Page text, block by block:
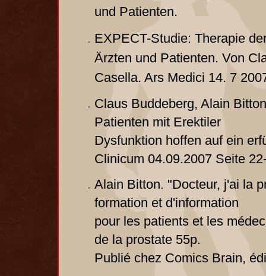
und Patienten.
EXPECT-Studie: Therapie
Ärzten und Patienten. Von
Casella. Ars Medici 14. 7
Claus Buddeberg, Alain
Patienten mit Erektiler
Dysfunktion hoffen auf ein
Clinicum 04.09.2007 Seite
Alain Bitton. "Docteur, j'ai la
formation et d'information
pour les patients et les
de la prostate 55p.
Publié chez Comics Brain,